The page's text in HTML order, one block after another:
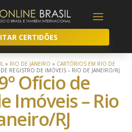
CERTIDÕES
» RIO DE JANEIRO » CARTÓRIOS EM RIO DE
REGISTRO DE IMÓVEIS – RIO DE JANEIRO/RJ
Ofício de
Imóveis – Rio
RJ